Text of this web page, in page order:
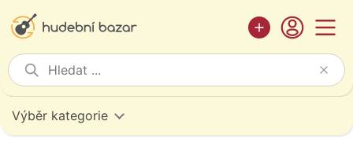
Výběr kategorie